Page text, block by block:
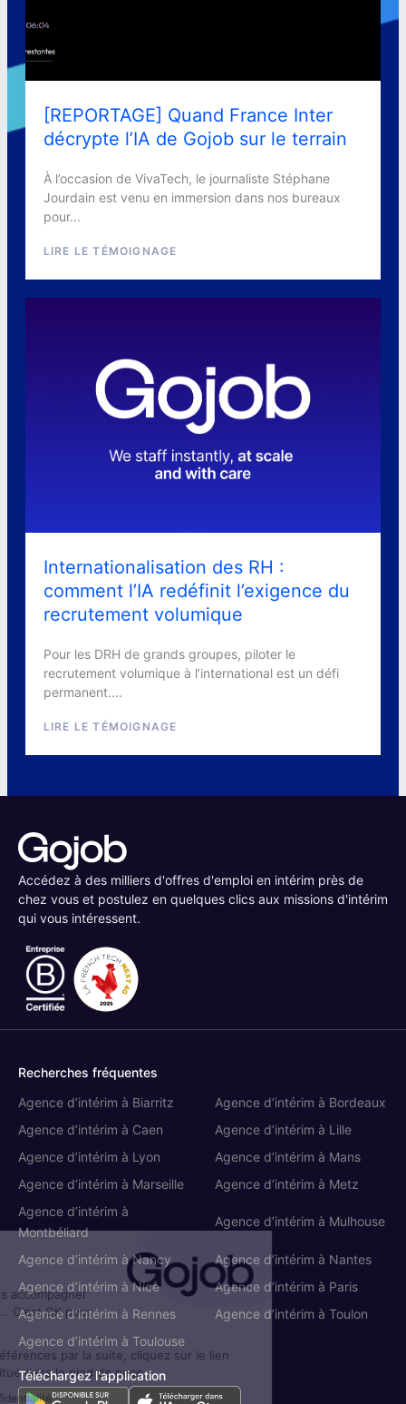
Cookies
On aimerait bien vous accompagner
pendant votre visite... C'est OK pour
Pour modifier vos préférences par la suite, cliquez sur le lien
'Gérer les cookies' situé dans le pied de page.
Lire la politique de confidentialité
[REPORTAGE] Quand France Inter
décrypte l’IA de Gojob sur le terrain
À l’occasion de VivaTech, le journaliste Stéphane
Jourdain est venu en immersion dans nos bureaux
pour...
LIRE LE TÉMOIGNAGE
Internationalisation des RH :
comment l’IA redéfinit l’exigence du
recrutement volumique
Pour les DRH de grands groupes, piloter le
recrutement volumique à l’international est un défi
permanent....
LIRE LE TÉMOIGNAGE
Accédez à des milliers d'offres d'emploi en intérim près de
chez vous et postulez en quelques clics aux missions d'intérim
qui vous intéressent.
Recherches fréquentes
Agence d’intérim à Biarritz
Agence d’intérim à Bordeaux
Agence d’intérim à Caen
Agence d’intérim à Lille
Agence d’intérim à Lyon
Agence d’intérim à Mans
Agence d’intérim à Marseille
Agence d’intérim à Metz
Agence d’intérim à
Montbéliard
Agence d’intérim à Mulhouse
Agence d’intérim à Nancy
Agence d’intérim à Nantes
Agence d’intérim à Nice
Agence d’intérim à Paris
Agence d’intérim à Rennes
Agence d’intérim à Toulon
Agence d’intérim à Toulouse
Téléchargez l'application